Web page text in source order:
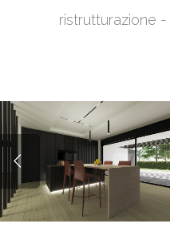
ristrutturazione